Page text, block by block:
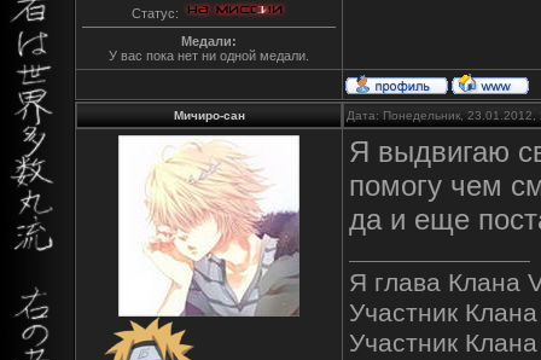
Статус:
Медали:
У вас пока нет ни одной медали.
Мичиро-сан Дата: Понедельник,
Я выдвигаю
помогу чем
да и еще
Я глава Клана
Участник
Участник